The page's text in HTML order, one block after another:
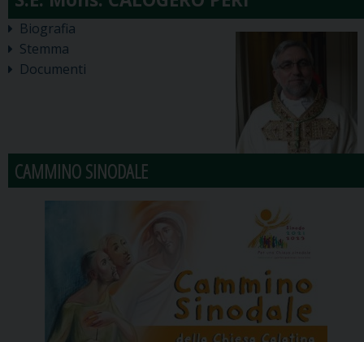
Biografia
Stemma
Documenti
CAMMINO SINODALE